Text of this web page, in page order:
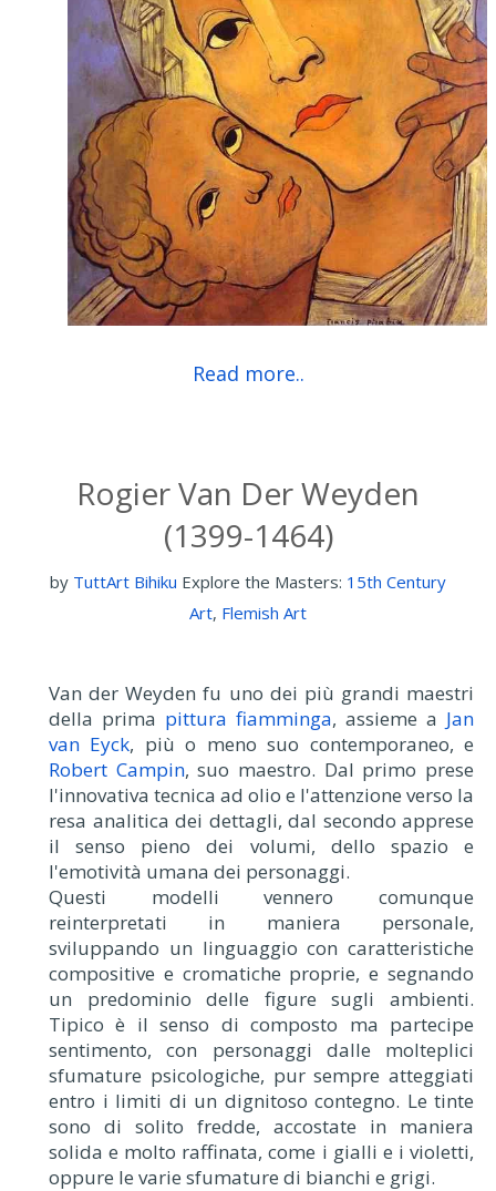
Read more..
Rogier Van Der Weyden
(1399-1464)
by TuttArt Bihiku Explore the Masters: 15th Century
Art, Flemish Art
Van der Weyden fu uno dei più grandi maestri
della prima pittura fiamminga, assieme a Jan
van Eyck, più o meno suo contemporaneo, e
Robert Campin, suo maestro. Dal primo prese
l'innovativa tecnica ad olio e l'attenzione verso la
resa analitica dei dettagli, dal secondo apprese
il senso pieno dei volumi, dello spazio e
l'emotività umana dei personaggi.
Questi modelli vennero comunque
reinterpretati in maniera personale,
sviluppando un linguaggio con caratteristiche
compositive e cromatiche proprie, e segnando
un predominio delle figure sugli ambienti.
Tipico è il senso di composto ma partecipe
sentimento, con personaggi dalle molteplici
sfumature psicologiche, pur sempre atteggiati
entro i limiti di un dignitoso contegno. Le tinte
sono di solito fredde, accostate in maniera
solida e molto raffinata, come i gialli e i violetti,
oppure le varie sfumature di bianchi e grigi.